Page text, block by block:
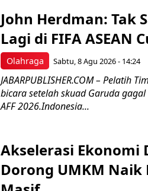
Olahraga
John Herdman: Tak
Lagi di FIFA ASEAN
Sabtu, 8 Agu 2026 - 14:24
JABARPUBLISHER.COM – Pelatih
bicara setelah skuad Garuda
AFF 2026.Indonesia...
Akselerasi Ekonomi
Dorong UMKM